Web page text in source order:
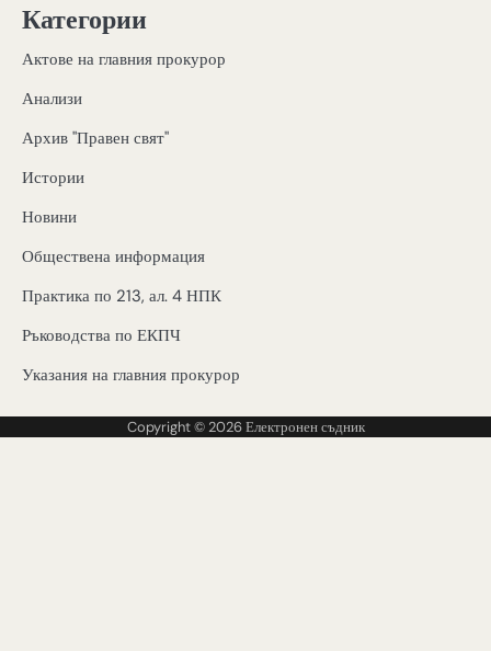
Категории
Актове на главния прокурор
Анализи
Архив "Правен свят"
Истории
Новини
Обществена информация
Практика по 213, ал. 4 НПК
Ръководства по ЕКПЧ
Указания на главния прокурор
Copyright © 2026Електронен съдник